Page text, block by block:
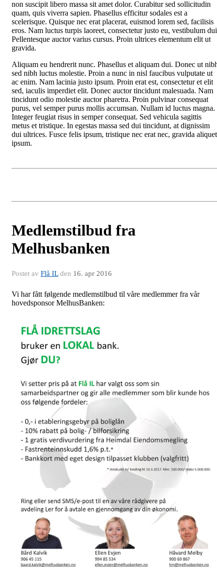
non suscipit libero massa sit amet dolor. Curabitur sed sollicitudin
quam, quis viverra sapien. Phasellus efficitur sodales est a
scelerisque. Quisque nec erat placerat, euismod lorem sed, facilisis
eros. Nam luctus turpis laoreet, consectetur justo eu, vestibulum
Pellentesque auctor varius cursus. Proin ultrices elementum elit ut
gravida.
Aliquam eu hendrerit nunc. Phasellus et aliquam dui. Donec ut
sed nibh luctus molestie. Proin a nunc in nisl faucibus vulputate ut
ac enim. Nam lacinia justo ipsum. Proin erat est, consectetur et elit
sed, iaculis imperdiet elit. Donec auctor tincidunt malesuada. Nam
tincidunt odio molestie auctor pharetra. Proin pulvinar consequat
purus, vel semper purus mollis accumsan. Nullam id luctus magna.
Integer feugiat risus in semper consequat. Sed vehicula sagittis
metus et tristique. In egestas massa sed dui tincidunt, at dignissim
dui ultrices. Fusce felis ipsum, tristique nec erat nec, gravida aliquet
ipsum.
Medlemstilbud fra
Melhusbanken
Postet av Flå ILden 16. apr 2016
Vi har fått følgende medlemstilbud til våre medlemmer fra vår
hovedsponsor MelhusBanken: